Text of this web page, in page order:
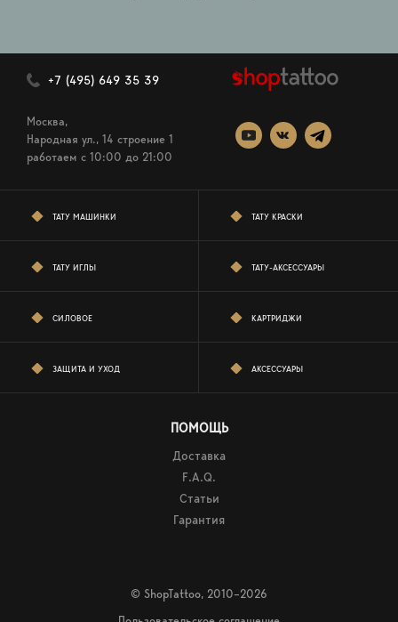
+7 (495) 649 35 39
Москва,
Народная ул., 14 строение 1
работаем c 10:00 до 21:00
ТАТУ МАШИНКИ ТАТУ КРАСКИ
ТАТУ ИГЛЫ ТАТУ-АКСЕССУАРЫ
СИЛОВОЕ КАРТРИДЖИ
ЗАЩИТА И УХОД АКСЕССУАРЫ
ПОМОЩЬ
Доставка
F.A.Q.
Статьи
Гарантия
© ShopTattoo, 2010–2026